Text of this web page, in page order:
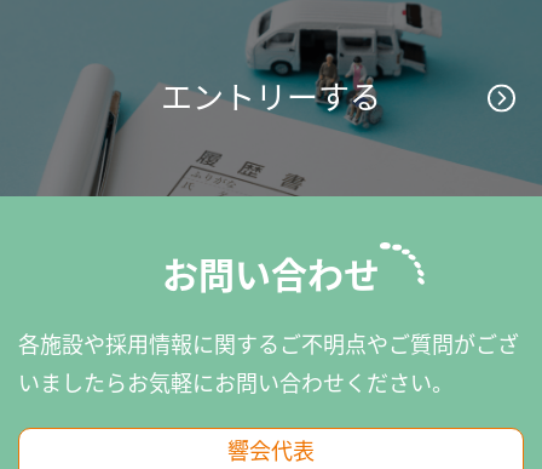
エントリーする
お問い合わせ
各施設や採用情報に関するご不明点やご質問がござ
いましたらお気軽にお問い合わせください。
響会代表